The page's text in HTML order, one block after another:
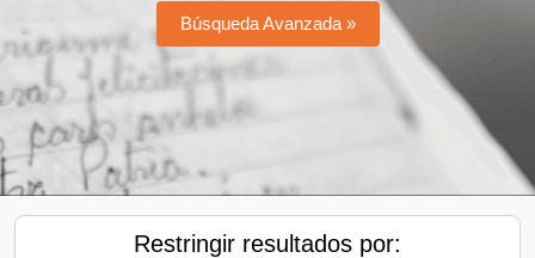
Búsqueda Avanzada »
Restringir resultados por: